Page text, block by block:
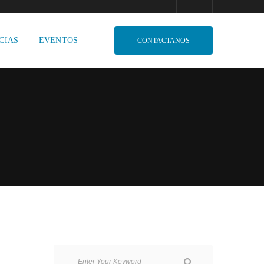
EVENTOS CONTACTANOS